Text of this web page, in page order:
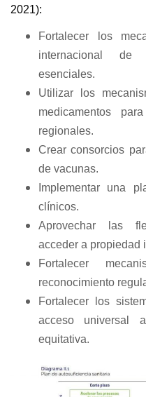
2021):
Fortalecer los
internacional de
esenciales.
Utilizar los
medicamentos
regionales.
Crear consorcios
de vacunas.
Implementar una
clínicos.
Aprovechar las
acceder a propiedad
Fortalecer
reconocimiento
Fortalecer los
acceso universal
equitativa.